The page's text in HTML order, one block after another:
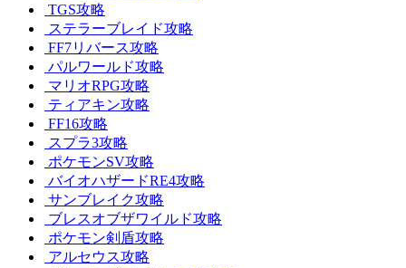
TGS攻略
ステラーブレイド攻略
FF7リバース攻略
パルワールド攻略
マリオRPG攻略
ティアキン攻略
FF16攻略
スプラ3攻略
ポケモンSV攻略
バイオハザードRE4攻略
サンブレイク攻略
ブレスオブザワイルド攻略
ポケモン剣盾攻略
アルセウス攻略